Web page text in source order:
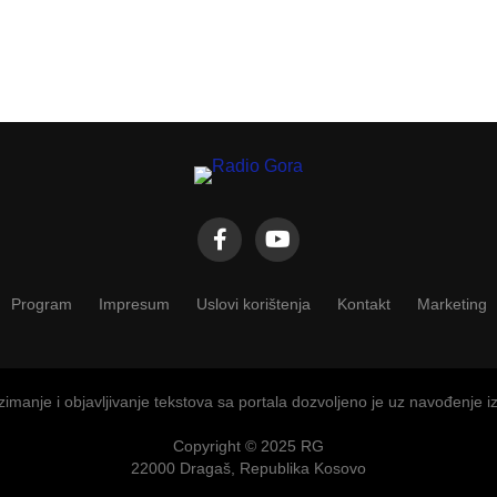
Program Impresum Uslovi korištenja Kontakt Marketing
i objavljivanje tekstova sa portala dozvoljeno je uz navođenje
Copyright © 2025 RG
22000 Dragaš, Republika Kosovo